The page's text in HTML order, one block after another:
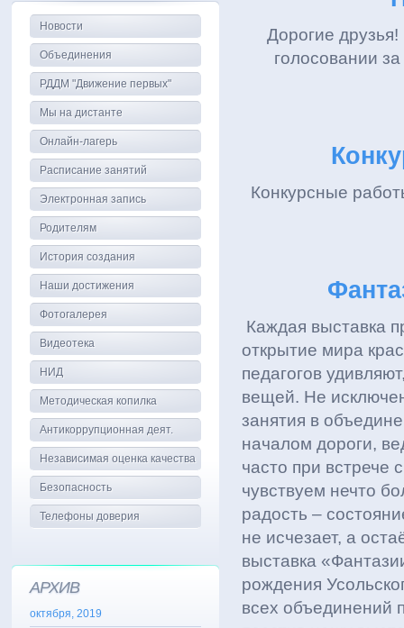
Дорогие
голосовании
Конкурсные
Каждая выставка
открытие мира
педагогов
вещей. Не
занятия в
началом дороги,
часто при встрече
чувствуем нечто
радость –
не исчезает, а
выставка
рождения
всех объединений
Новости
Объединения
РДДМ "Движение первых"
Мы на дистанте
Онлайн-лагерь
Расписание занятий
Электронная запись
Родителям
История создания
Наши достижения
Фотогалерея
Видеотека
НИД
Методическая копилка
Антикоррупционная деят.
Независимая оценка качества
Безопасность
Телефоны доверия
АРХИВ
октября, 2019